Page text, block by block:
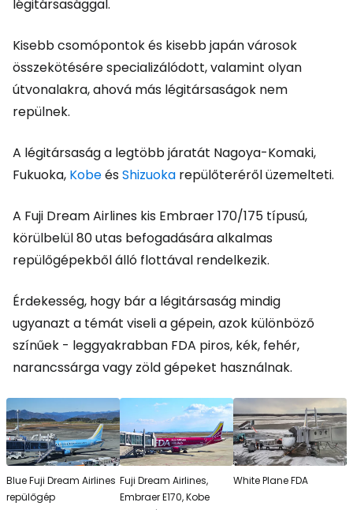
légitársasággal.
Kisebb csomópontok és kisebb japán városok
összekötésére specializálódott, valamint olyan
útvonalakra, ahová más légitársaságok nem
repülnek.
A légitársaság a legtöbb járatát Nagoya-Komaki,
Fukuoka, KobeésShizuoka repülőteréről üzemelteti.
A Fuji Dream Airlines kis Embraer 170/175 típusú,
körülbelül 80 utas befogadására alkalmas
repülőgépekből álló flottával rendelkezik.
Érdekesség, hogy bár a légitársaság mindig
ugyanazt a témát viseli a gépein, azok különböző
színűek - leggyakrabban FDA piros, kék, fehér,
narancssárga vagy zöld gépeket használnak.
Blue Fuji Dream Airlines
repülőgép
Fuji Dream Airlines,
Embraer E170, Kobe
White Plane FDA